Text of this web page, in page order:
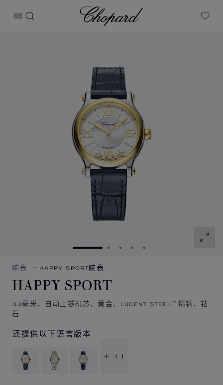
打开菜单
搜索
Chopard
My
转到幻灯片 1转到幻灯片 2
转到幻灯片 3
转到幻灯片 4
转到幻灯片 5
腕表 HAPPY SPORT腕表
HAPPY SPORT
33毫米、自动上链机芯、黄金、LUCENT STEEL™精钢、钻
石
还提供以下语言版本
+ 11